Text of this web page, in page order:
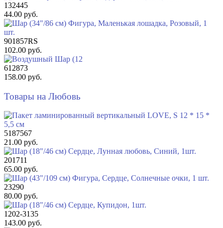
132445
44.00 руб.
901857RS
102.00 руб.
612873
158.00 руб.
Товары на Любовь
5187567
21.00 руб.
201711
65.00 руб.
23290
80.00 руб.
1202-3135
143.00 руб.